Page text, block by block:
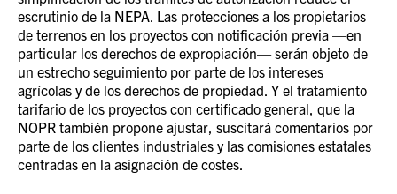
escrutinio de la NEPA. Las protecciones a los propietarios
de terrenos en los proyectos con notificación previa —en
particular los derechos de expropiación— serán objeto de
un estrecho seguimiento por parte de los intereses
agrícolas y de los derechos de propiedad. Y el tratamiento
tarifario de los proyectos con certificado general, que la
NOPR también propone ajustar, suscitará comentarios por
parte de los clientes industriales y las comisiones estatales
centradas en la asignación de costes.